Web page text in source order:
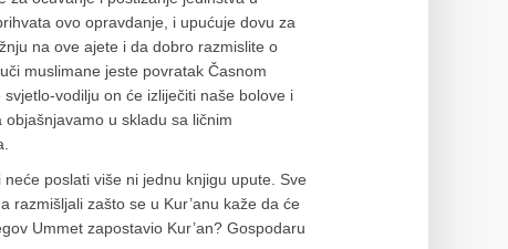
ovo opravdanje, i upućuje dovu za
na ove ajete i da dobro razmislite o
muslimane jeste povratak Časnom
vodilju on će izliječiti naše bolove i
u skladu sa ličnim
poslati više ni jednu knjigu upute. Sve
razmišljali zašto se u Kur’anu kaže da će
Ummet zapostavio Kur’an? Gospodaru